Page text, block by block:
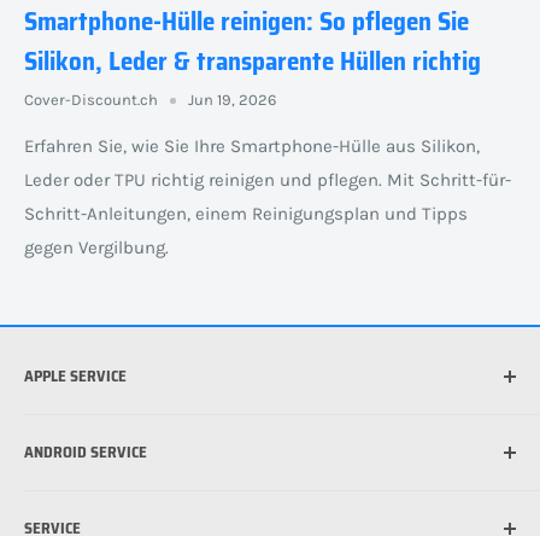
Smartphone-Hülle reinigen: So pflegen Sie
Silikon, Leder & transparente Hüllen richtig
Cover-Discount.ch Jun 19, 2026
Erfahren Sie, wie Sie Ihre Smartphone-Hülle aus Silikon,
Leder oder TPU richtig reinigen und pflegen. Mit Schritt-für-
Schritt-Anleitungen, einem Reinigungsplan und Tipps
gegen Vergilbung.
APPLE SERVICE
Welche iPad habe ich?
ANDROID SERVICE
SERVICE